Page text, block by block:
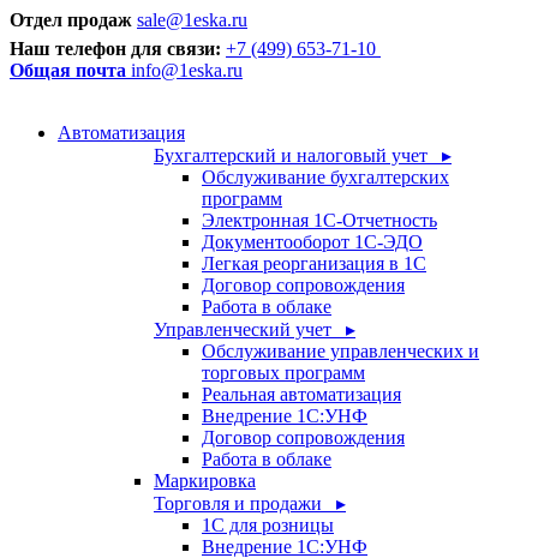
Отдел продаж sale@1eska.ru
Наш телефон для связи: +7 (499) 653-71-10
Общая почта info@1eska.ru
Автоматизация
Бухгалтерский и налоговый учет ▸
Обслуживание бухгалтерских
программ
Электронная 1С-Отчетность
Документооборот 1С-ЭДО
Легкая реорганизация в 1С
Договор сопровождения
Работа в облаке
Управленческий учет ▸
Обслуживание управленческих и
торговых программ
Реальная автоматизация
Внедрение 1С:УНФ
Договор сопровождения
Работа в облаке
Маркировка
Торговля и продажи ▸
1С для розницы
Внедрение 1С:УНФ